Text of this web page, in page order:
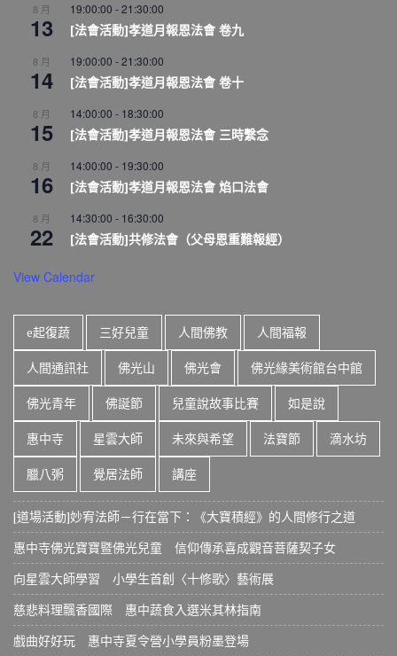
8 月
13
19:00:00 -21:30:00
[法會活動]孝道月報恩法會 卷九
8 月
14
19:00:00 -21:30:00
[法會活動]孝道月報恩法會 卷十
8 月
15
14:00:00 - 18:30:00
[法會活動]孝道月報恩法會 三時繫念
8 月
16
14:00:00 - 19:30:00
[法會活動]孝道月報恩法會 焰口法會
8 月
22
14:30:00 - 16:30:00
[法會活動]共修法會（父母恩重難報經）
View Calendar
e起復蔬 三好兒童 人間佛教 人間福報
人間通訊社 佛光山 佛光會 佛光緣美術館台中館
佛光青年 佛誕節 兒童說故事比賽 如是說
惠中寺 星雲大師 未來與希望 法寶節 滴水坊
臘八粥 覺居法師 講座
[道場活動]妙宥法師－行在當下：《大寶積經》的人間修行之道
惠中寺佛光寶寶暨佛光兒童 信仰傳承喜成觀音菩薩契子女
向星雲大師學習 小學生首創〈十修歌〉藝術展
慈悲料理飄香國際 惠中蔬食入選米其林指南
戲曲好好玩 惠中寺夏令營小學員粉墨登場